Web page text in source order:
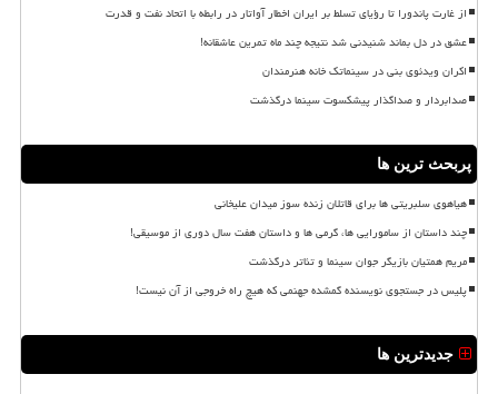
از غارت پاندورا تا رؤیای تسلط بر ایران اخطار آواتار در رابطه با اتحاد نفت و قدرت
عشق در دل بماند شنیدنی شد نتیجه چند ماه تمرین عاشقانه!
اکران ویدئوی بنی در سینماتک خانه هنرمندان
صدابردار و صداگذار پیشکسوت سینما درگذشت
پربحث ترین ها
هیاهوی سلبریتی ها برای قاتلان زنده سوز میدان علیخانی
چند داستان از سامورایی ها، گرمی ها و داستان هفت سال دوری از موسیقی!
مریم همتیان بازیگر جوان سینما و تئاتر درگذشت
پلیس در جستجوی نویسنده گمشده جهنمی که هیچ راه خروجی از آن نیست!
جدیدترین ها